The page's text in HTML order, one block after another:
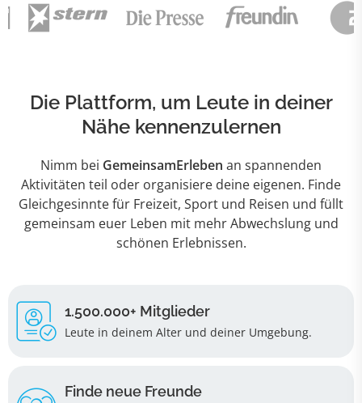
Die Plattform, um Leute in deiner
Nähe kennenzulernen
Nimm bei GemeinsamErleben an spannenden
Aktivitäten teil oder organisiere deine eigenen. Finde
Gleichgesinnte für Freizeit, Sport und Reisen und füllt
gemeinsam euer Leben mit mehr Abwechslung und
schönen Erlebnissen.
1.500.000+ Mitglieder
Leute in deinem Alter und deiner Umgebung.
Finde neue Freunde